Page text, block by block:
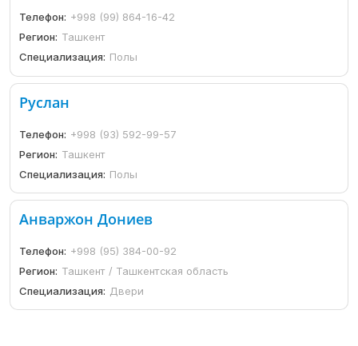
Телефон: +998 (99) 864-16-42
Регион: Ташкент
Специализация: Полы
Руслан
Телефон: +998 (93) 592-99-57
Регион: Ташкент
Специализация: Полы
Анваржон Дониев
Телефон: +998 (95) 384-00-92
Регион: Ташкент / Ташкентская область
Специализация: Двери